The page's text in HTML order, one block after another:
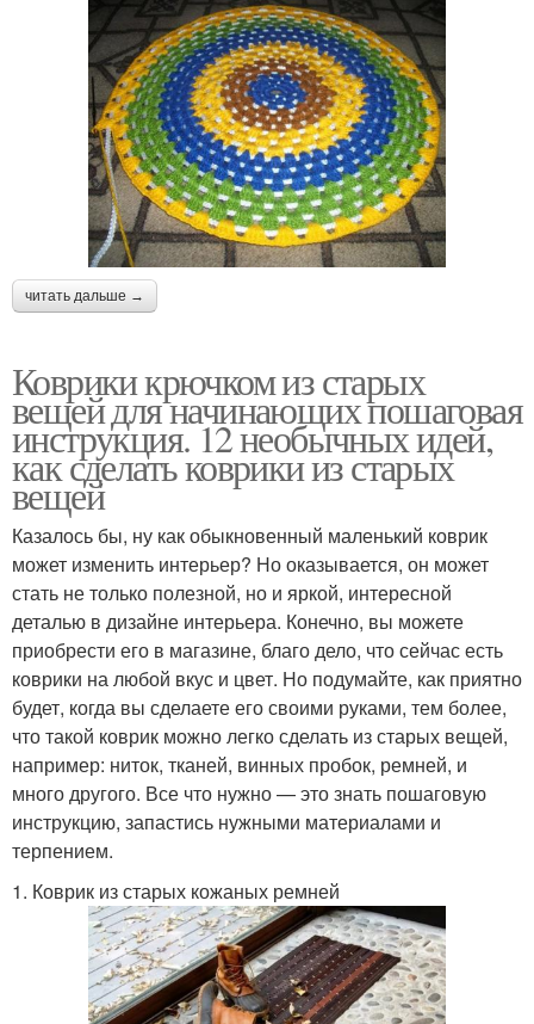
читать дальше →
Коврики крючком из старых
вещей для начинающих пошаговая
инструкция. 12 необычных идей,
как сделать коврики из старых
вещей
Казалось бы, ну как обыкновенный маленький коврик
может изменить интерьер? Но оказывается, он может
стать не только полезной, но и яркой, интересной
деталью в дизайне интерьера. Конечно, вы можете
приобрести его в магазине, благо дело, что сейчас есть
коврики на любой вкус и цвет. Но подумайте, как приятно
будет, когда вы сделаете его своими руками, тем более,
что такой коврик можно легко сделать из старых вещей,
например: ниток, тканей, винных пробок, ремней, и
много другого. Все что нужно — это знать пошаговую
инструкцию, запастись нужными материалами и
терпением.
1. Коврик из старых кожаных ремней